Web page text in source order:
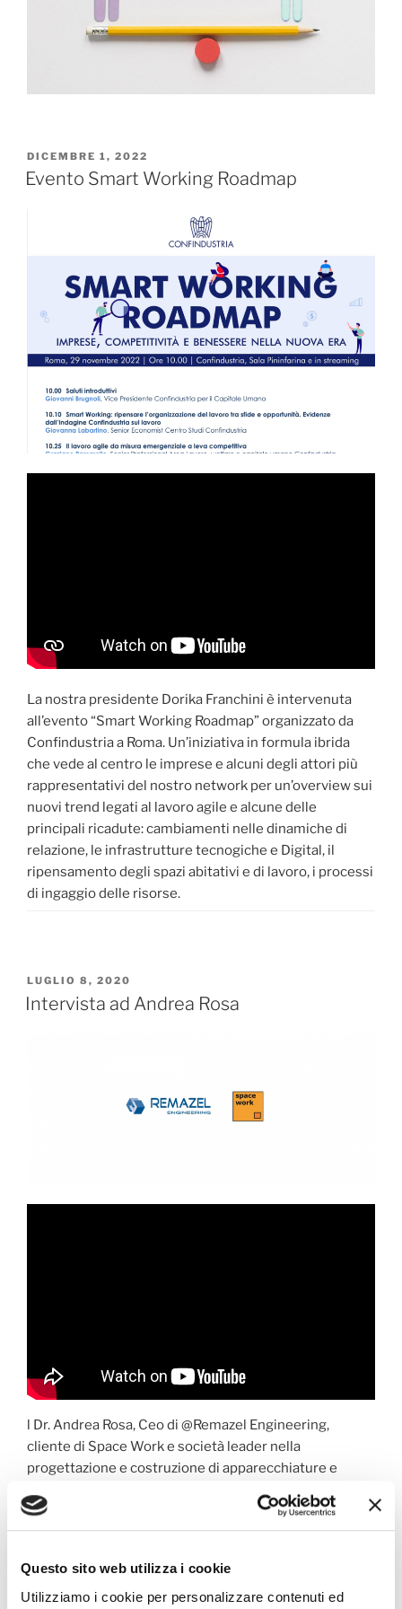
Questo sito web utilizza i cookie
Utilizziamo i cookie per personalizzare contenuti ed
DICEMBRE 1, 2022
Evento Smart Working Roadmap
La nostra presidente Dorika Franchini è intervenuta
all’evento “Smart Working Roadmap” organizzato da
Confindustria a Roma. Un’iniziativa in formula ibrida
che vede al centro le imprese e alcuni degli attori più
rappresentativi del nostro network per un’overview sui
nuovi trend legati al lavoro agile e alcune delle
principali ricadute: cambiamenti nelle dinamiche di
relazione, le infrastrutture tecnogiche e Digital, il
ripensamento degli spazi abitativi e di lavoro, i processi
di ingaggio delle risorse.
LUGLIO 8, 2020
Intervista ad Andrea Rosa
l Dr. Andrea Rosa, Ceo di @Remazel Engineering,
cliente di Space Work e società leader nella
progettazione e costruzione di apparecchiature e
produzione di energia, sottolinea in questa intervista
come la situazione contingente abbia messo in
composta prima di tutto da Persone. Queste ultime,
nella loro unicità determinata anche da paure e timori,